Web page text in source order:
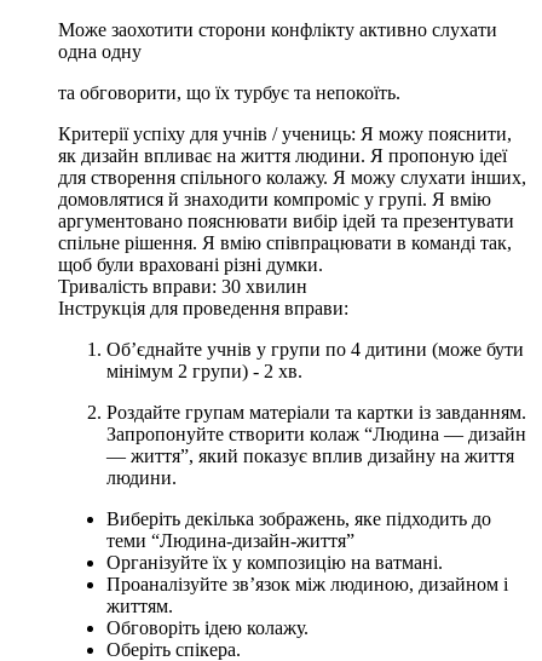
Може заохотити сторони конфлікту активно слухати
одна одну
та обговорити, що їх турбує та непокоїть.
Критерії успіху для учнів / учениць: Я можу пояснити,
як дизайн впливає на життя людини. Я пропоную ідеї
для створення спільного колажу. Я можу слухати інших,
домовлятися й знаходити компроміс у групі. Я вмію
аргументовано пояснювати вибір ідей та презентувати
спільне рішення. Я вмію співпрацювати в команді так,
щоб були враховані різні думки.
Тривалість вправи: 30 хвилин
Інструкція для проведення вправи:
Об’єднайте учнів у групи по 4 дитини (може бути
мінімум 2 групи) - 2 хв.
Роздайте групам матеріали та картки із завданням.
Запропонуйте створити колаж “Людина — дизайн
— життя”, який показує вплив дизайну на життя
людини.
Виберіть декілька зображень, яке підходить до
теми “Людина-дизайн-життя”
Організуйте їх у композицію на ватмані.
Проаналізуйте зв’язок між людиною, дизайном і
життям.
Обговоріть ідею колажу.
Оберіть спікера.